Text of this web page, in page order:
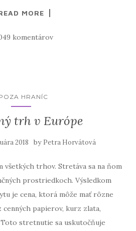
MORE
komentárov
HRANÍC
trh v Európe
2018 by Petra Horvátová
všetkých trhov. Stretáva sa na ňom
prostriedkoch. Výsledkom
je cena, ktorá môže mať rôzne
papierov, kurz zlata,
stretnutie sa uskutočňuje